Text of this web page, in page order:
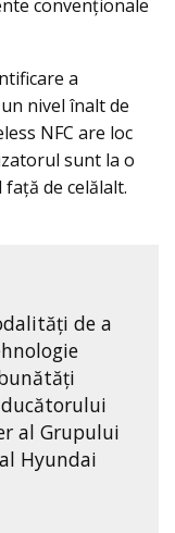
convenționale
a
nivel înalt de
NFC are loc
sunt la o
de celălalt.
de a
al Grupului
Hyundai